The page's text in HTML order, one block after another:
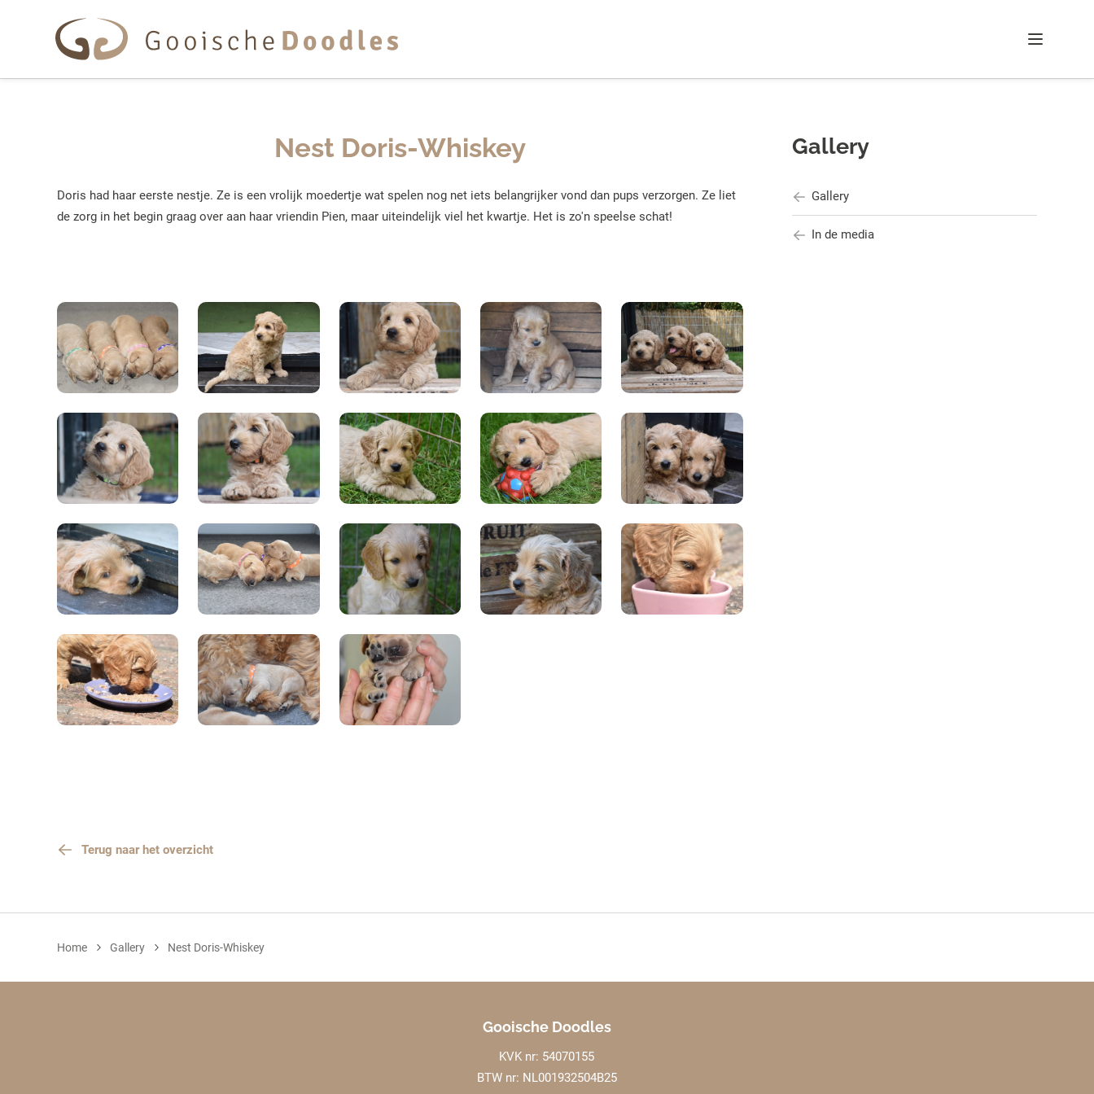
Overslaan en naar de inhoud gaan
Menu
Nest Doris-Whiskey
Doris had haar eerste nestje. Ze is een vrolijk moedertje wat spelen nog net iets belangrijker vond dan pups verzorgen. Ze liet
de zorg in het begin graag over aan haar vriendin Pien, maar uiteindelijk viel het kwartje. Het is zo'n speelse schat!
Terug naar het overzicht
Gallery
Gallery
In de media
Home Gallery Nest Doris-Whiskey
Gooische Doodles
KVK nr: 54070155
BTW nr: NL001932504B25